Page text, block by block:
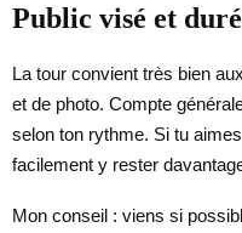
Public visé et
La tour convient très bien
et de photo. Compte
selon ton rythme. Si tu
facilement y rester
Mon conseil : viens si